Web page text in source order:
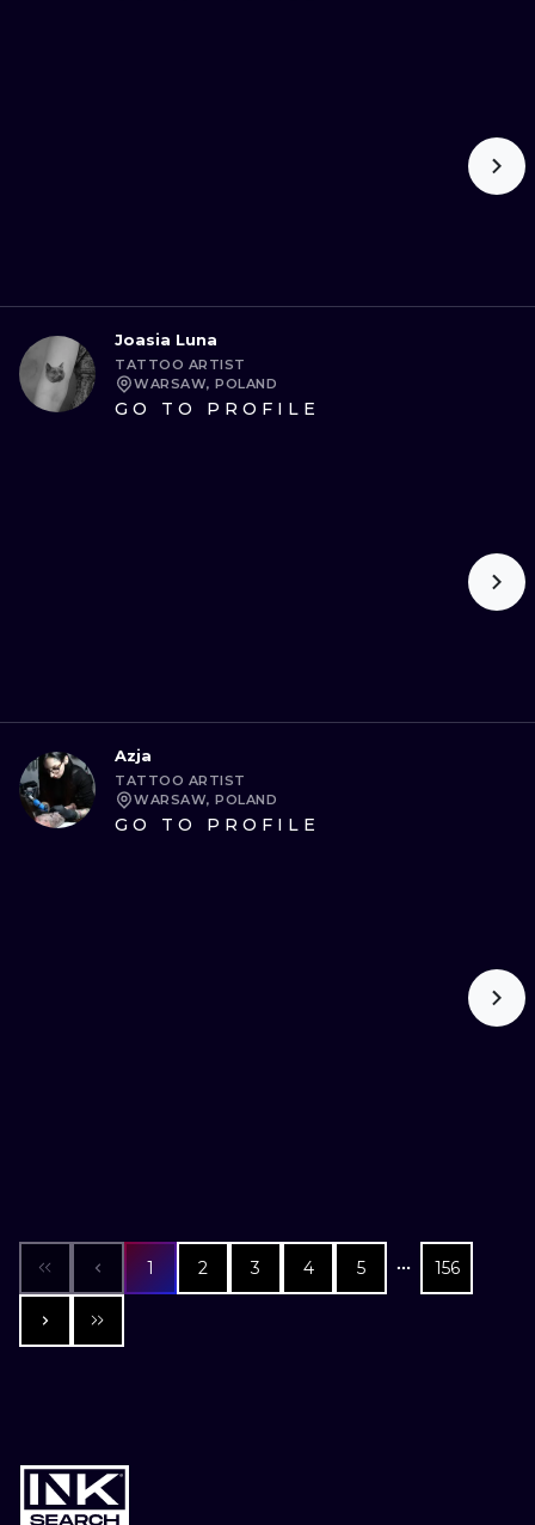
Joasia Luna
TATTOO ARTIST
WARSAW, POLAND
GO TO PROFILE
Azja
TATTOO ARTIST
WARSAW, POLAND
GO TO PROFILE
1 2 3 4 5 156